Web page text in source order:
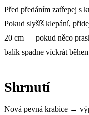
Před předáním zatřepej s
Pokud slyšíš klepání,
20 cm — pokud něco
balík spadne víckrát
Shrnutí
Nová pevná krabice →